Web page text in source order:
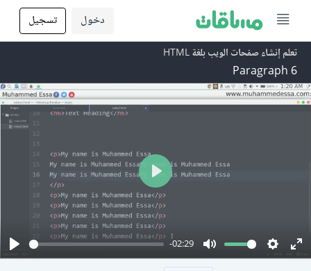
دخول تسجيل
تعلم إنشاء صفحات الويب بلغة HTML
6 Paragraph
Play
-02:29
Mute
Play